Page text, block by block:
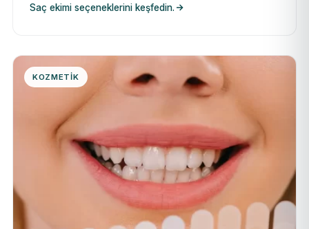
Saç ekimi seçeneklerini keşfedin.
KOZMETIK